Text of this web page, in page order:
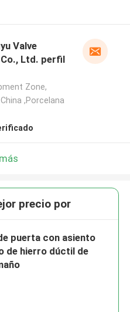
Valve
Ltd. perfil
Zone,
,Porcelana
precio por
puerta con asiento
de hierro dúctil de